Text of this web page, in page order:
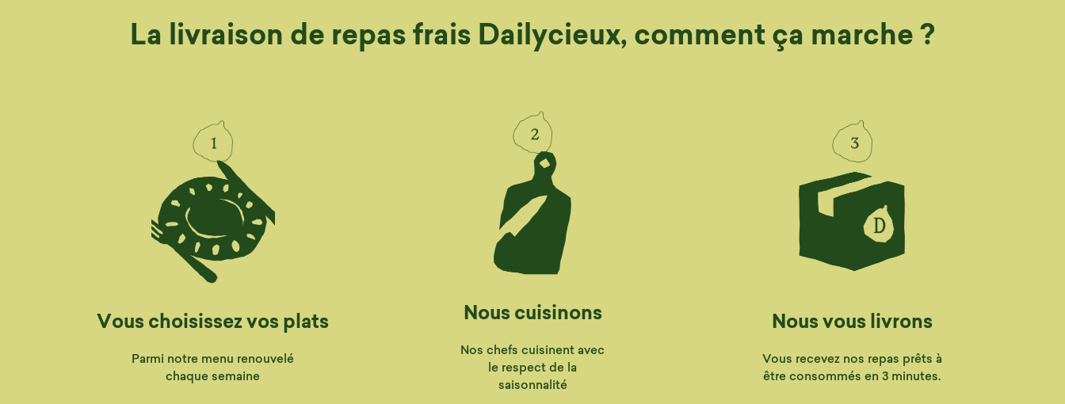
La livraison de repas frais Dailycieux, comment ça marche ?
Vous choisissez vos plats
Parmi notre menu renouvelé
chaque semaine
Nous cuisinons
Nos chefs cuisinent avec
le respect de la
saisonnalité
Nous vous livrons
Vous recevez nos repas prêts à
être consommés en 3 minutes.